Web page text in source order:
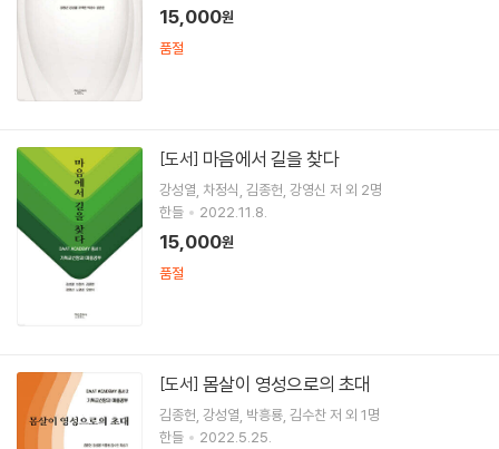
15,000원
품절
[도서] 마음에서 길을 찾다
강성열 차정식 김종헌 강영신 저 외 2명
한들
2022.11.8.
15,000원
품절
[도서] 몸살이 영성으로의 초대
김종헌 강성열 박흥룡 김수찬저 외 1명
한들
2022.5.25.